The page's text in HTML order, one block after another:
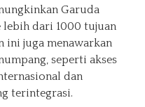
Garuda
lebih dari 1000 tujuan
ini juga menawarkan
seperti akses
dan
terintegrasi.